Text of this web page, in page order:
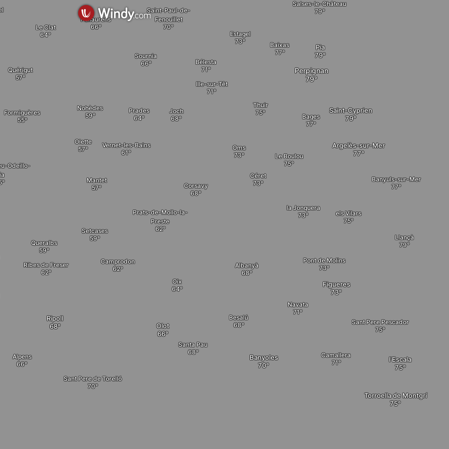
Banyoles
Besalú
Santa Pau
Olot
Oix
Torroella de Montgrí
l'Escala
Camallera
Sant Pere Pescador
Navata
Figueres
Le Clat
Puilaurens
Olette
Nohèdes Prades
Sournia
Quérigut
Formiguères
Ribes de Freser Camprodon
Queralbs
Setcases
Mantet
Vernet-les-Bains
Albanyà
Prats-de-Mollo-la-
Preste
Céret
Corsavy
Oms
Thuir
Baixas
Bélesta
Estagel
Saint-Paul-de-
Fenouillet
Ille-sur-Têt
Joch
Salses-le-Château
Odeillo-
Banyuls-sur-Mer
Argelès-sur-Mer
Le Boulou
els Vilars
Pont de Molins
Llançà
la Jonquera
Alpens
Sant Pere de Torelló
Ripoll
Pia
Perpignan
Saint-Cyprien
Bages